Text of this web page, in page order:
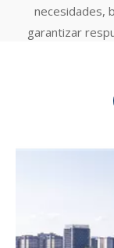
necesidades,
garantizar